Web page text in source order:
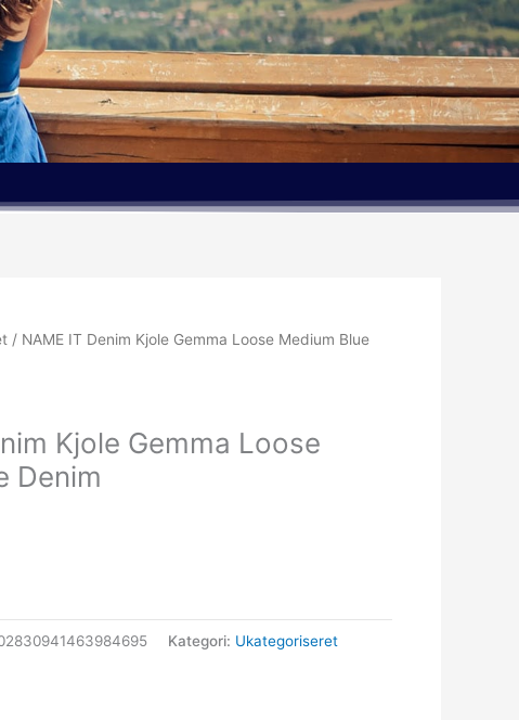
/ NAME IT Denim Kjole Gemma Loose Medium Blue
Kjole Gemma Loose
Denim
Kategori: Ukategoriseret